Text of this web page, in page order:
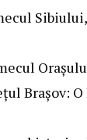
Brașov: